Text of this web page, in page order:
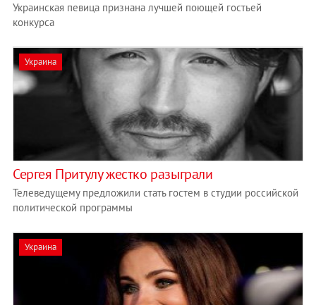
Украинская певица признана лучшей поющей гостьей
конкурса
Украина
Сергея Притулу жестко разыграли
Телеведущему предложили стать гостем в студии российской
политической программы
Украина